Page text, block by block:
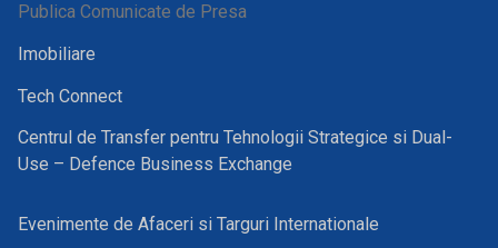
Publica Comunicate de Presa
Imobiliare
Tech Connect
Centrul de Transfer pentru Tehnologii Strategice si Dual-
Use – Defence Business Exchange
Evenimente de Afaceri si Targuri Internationale